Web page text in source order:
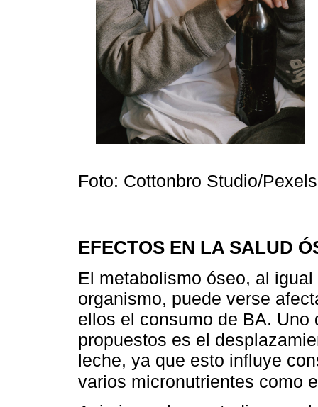
Foto: Cottonbro Studio/Pexels
EFECTOS EN LA SALUD
El metabolismo óseo, al
organismo, puede verse
ellos el consumo de BA.
propuestos es el
leche, ya que esto influye
varios micronutrientes como